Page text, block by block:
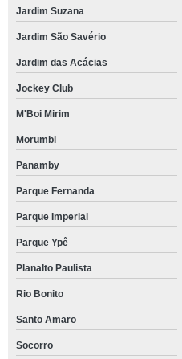
Jardim Suzana
Jardim São Savério
Jardim das Acácias
Jockey Club
M'Boi Mirim
Morumbi
Panamby
Parque Fernanda
Parque Imperial
Parque Ypê
Planalto Paulista
Rio Bonito
Santo Amaro
Socorro